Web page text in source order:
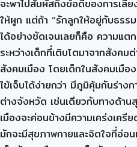
จะพาไปสัมผัสถึงข้อดีของการเลี้
ให้ผูก แต่ถ้า “รักลูกให้อยู่กับธรร
ได้อย่างชัดเจนเลยก็คือ ความแต
ระหว่างเด็กที่เติบโตมาจากสังค
สังคมเมือง โดยเด็กในสังคมเมือ
ไข้เจ็บได้ง่ายกว่า มีภูมิคุ้มกันร่าง
ต่างจังหวัด เช่นเดียวกับทางด้า
เมืองจะค่อนข้างมีความเคร่งเครี
มักจะมีสุขภาพกายและจิตใจที่อ่อ